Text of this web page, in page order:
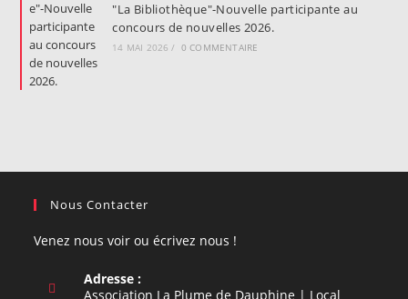
"La Bibliothèque"-Nouvelle participante au
concours de nouvelles 2026.
14 MAI 2026 / 0 COMMENTAIRE
Nous Contacter
Venez nous voir ou écrivez nous !
Adresse :
Association La Plume de Dauphine | Local